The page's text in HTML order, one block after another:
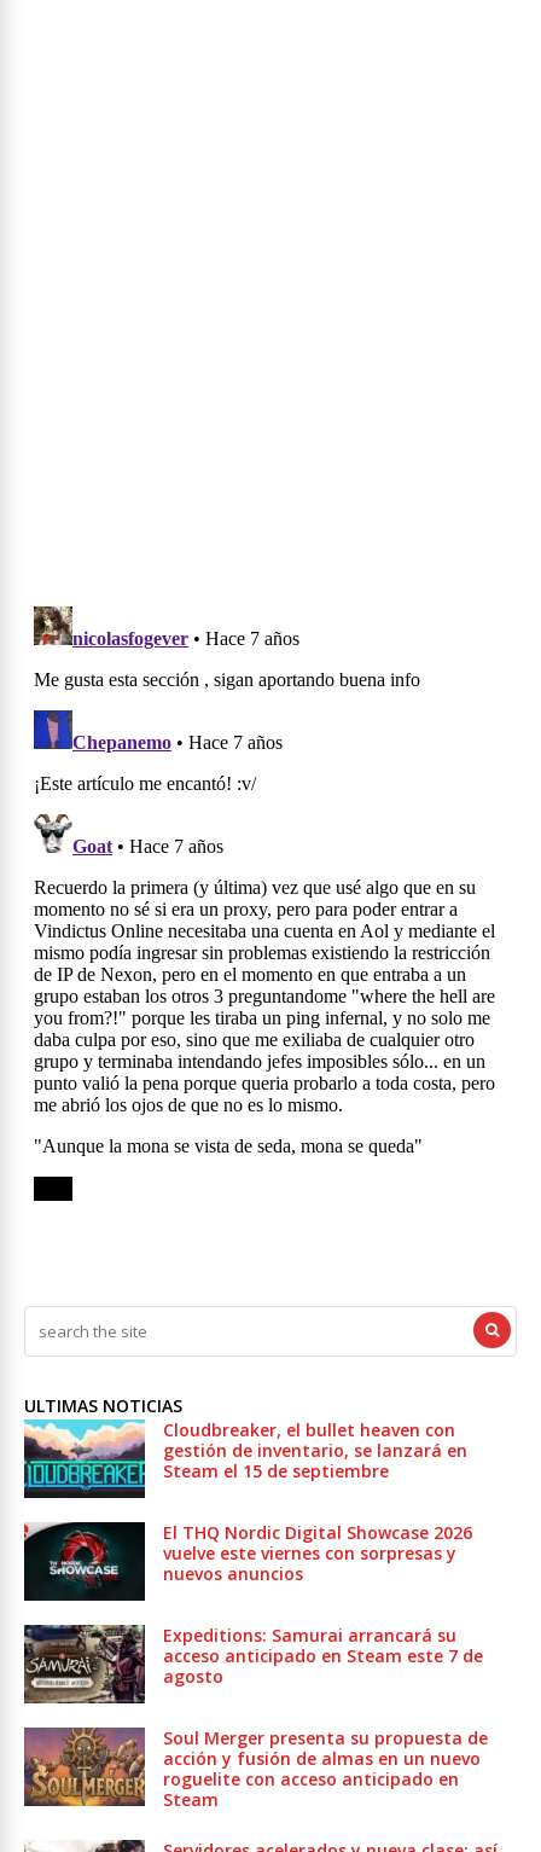
ULTIMAS NOTICIAS
Cloudbreaker, el bullet heaven con
gestión de inventario, se lanzará en
Steam el 15 de septiembre
El THQ Nordic Digital Showcase 2026
vuelve este viernes con sorpresas y
nuevos anuncios
Expeditions: Samurai arrancará su
acceso anticipado en Steam este 7 de
agosto
Soul Merger presenta su propuesta de
acción y fusión de almas en un nuevo
roguelite con acceso anticipado en
Steam